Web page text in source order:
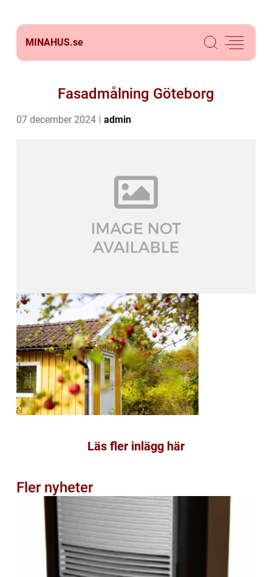
MINAHUS.se
Fasadmålning Göteborg
07 december 2024 admin
Läs fler inlägg här
Fler nyheter